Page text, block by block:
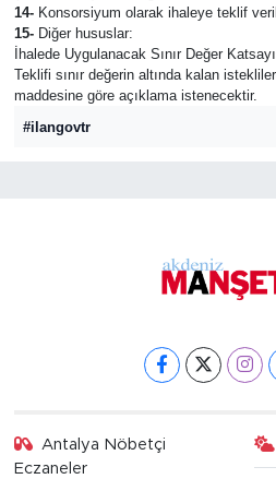
14-Konsorsiyum olarak ihaleye teklif
15-Diğer hususlar:
İhalede Uygulanacak Sınır Değer
Teklifi sınır değerin altında kalan
maddesine göre açıklama istenecektir.
#ilangovtr
Antalya Nöbetçi
Eczaneler